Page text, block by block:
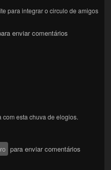
para integrar o circulo de amigos
enviar comentários
esta chuva de elogios.
para enviar comentários